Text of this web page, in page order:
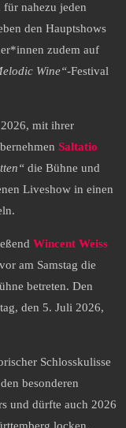
nahezu jeden
den Hauptshows
zudem auf
Wine“-Festival
mit ihrer
Saltatio
die Bühne und
Liveshow in einen
Wincent Weiss
am Samstag die
betreten. Den
den 5. Juli 2026,
Schlosskulisse
besonderen
und dürfte auch 2026